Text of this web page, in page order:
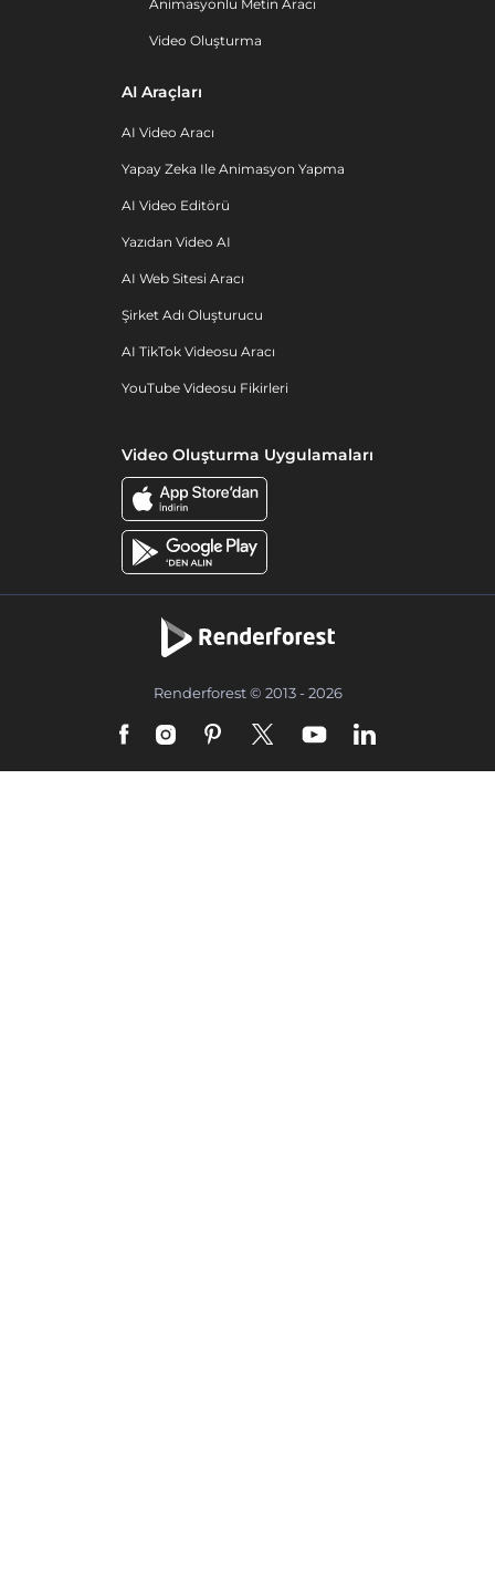
Animasyonlu Metin Aracı
Video Oluşturma
AI Araçları
AI Video Aracı
Yapay Zeka Ile Animasyon Yapma
AI Video Editörü
Yazıdan Video AI
AI Web Sitesi Aracı
Şirket Adı Oluşturucu
AI TikTok Videosu Aracı
YouTube Videosu Fikirleri
Video Oluşturma Uygulamaları
Renderforest © 2013 - 2026